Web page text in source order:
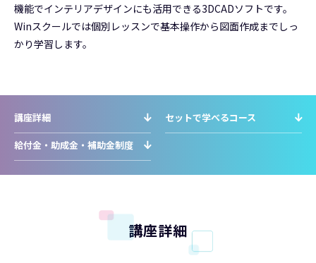
機能でインテリアデザインにも活用できる3DCADソフトです。
Winスクールでは個別レッスンで基本操作から図面作成までしっ
かり学習します。
講座詳細 セットで学べるコース
給付金・助成金・補助金制度
講座詳細